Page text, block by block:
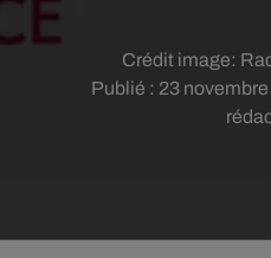
Publié : 23
Crédit image: